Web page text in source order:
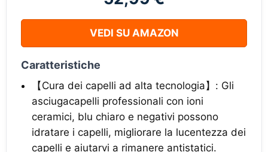
VEDI SU AMAZON
Caratteristiche
【Cura dei capelli ad alta tecnologia】: Gli
asciugacapelli professionali con ioni
ceramici, blu chiaro e negativi possono
idratare i capelli, migliorare la lucentezza dei
capelli e aiutarvi a rimanere antistatici.